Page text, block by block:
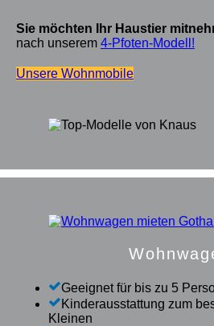
Sie möchten Ihr Haustier
nach unserem 4-Pfoten-Modell!
Unsere Wohnmobile
Geeignet für bis zu 5
Kinderausstattung zum
Kleinen